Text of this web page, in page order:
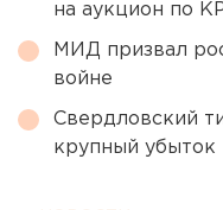
на аукцион по
МИД призвал
войне
Свердловский
крупный убыток